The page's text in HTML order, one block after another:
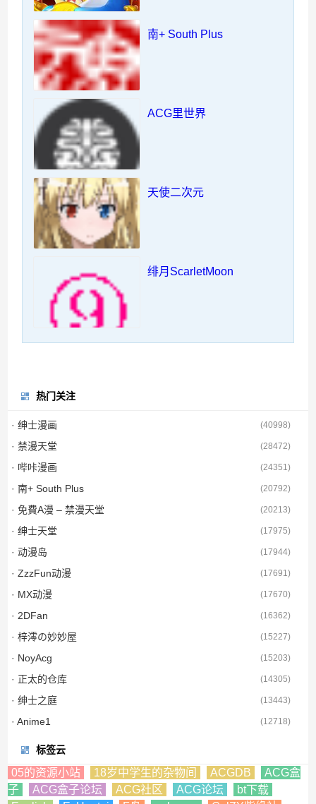
南+ South Plus
ACG里世界
天使二次元
绯月ScarletMoon
热门关注
· 绅士漫画 (40998)
· 禁漫天堂 (28472)
· 哔咔漫画 (24351)
· 南+ South Plus (20792)
· 免費A漫 – 禁漫天堂 (20213)
· 绅士天堂 (17975)
· 动漫岛 (17944)
· ZzzFun动漫 (17691)
· MX动漫 (17670)
· 2DFan (16362)
· 梓澪の妙妙屋 (15227)
· NoyAcg (15203)
· 正太的仓库 (14305)
· 绅士之庭 (13443)
· Anime1 (12718)
标签云
05的资源小站 18岁中学生的杂物间 ACGDB
ACG盒
子
ACG盒子论坛 ACG社区 ACG论坛
bt下载